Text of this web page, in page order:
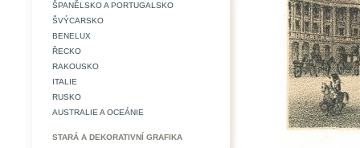
ŠPANĚLSKO A PORTUGALSKO
ŠVÝCARSKO
BENELUX
ŘECKO
RAKOUSKO
ITALIE
RUSKO
AUSTRALIE A OCEÁNIE
STARÁ A DEKORATIVNÍ GRAFIKA